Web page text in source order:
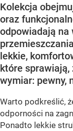
Kolekcja
oraz
odpowiadają na
lekkie,
które sprawiają,
wymiar: pewny,
Warto podkreślić,
odporności na
Ponadto lekkie